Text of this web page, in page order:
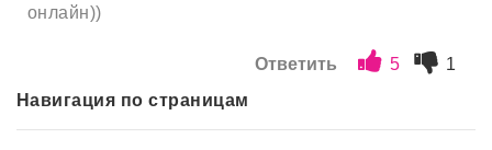
онлайн))
Ответить 5
1
Навигация по страницам